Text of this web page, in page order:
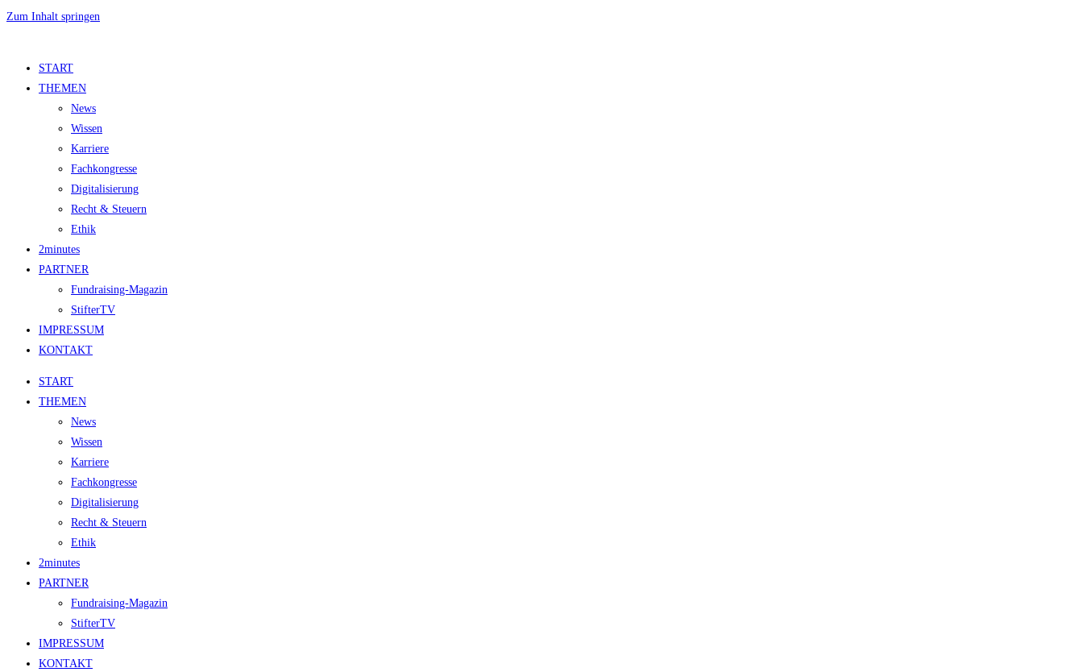
Zum Inhalt springen
START
THEMEN
News
Wissen
Karriere
Fachkongresse
Digitalisierung
Recht & Steuern
Ethik
2minutes
PARTNER
Fundraising-Magazin
StifterTV
IMPRESSUM
KONTAKT
START
THEMEN
News
Wissen
Karriere
Fachkongresse
Digitalisierung
Recht & Steuern
Ethik
2minutes
PARTNER
Fundraising-Magazin
StifterTV
IMPRESSUM
KONTAKT